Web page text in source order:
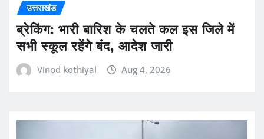
उत्तराखंड
ब्रेकिंग: भारी बारिश के चलते कल इस जिले में
सभी स्कूल रहेंगे बंद, आदेश जारी
Vinod kothiyal Aug 4, 2026